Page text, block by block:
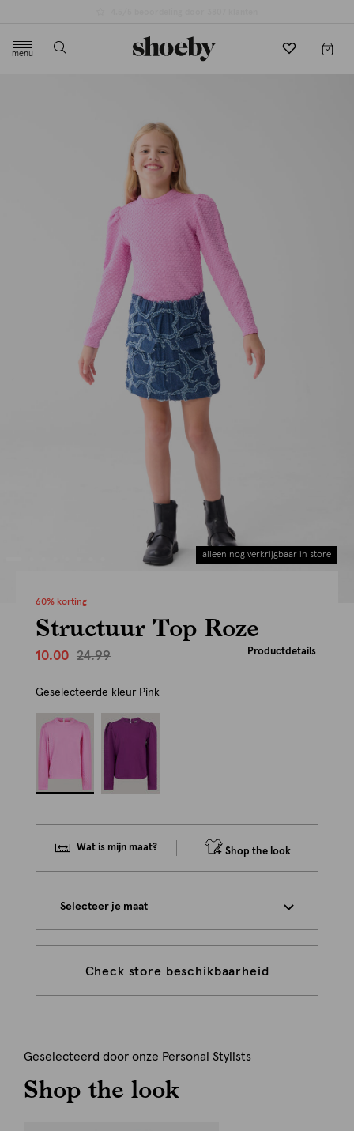
menu
alleen nog verkrijgbaar in store
60% korting
Structuur Top Roze
10.00 24.99 Productdetails
Geselecteerde kleur Pink
Wat is mijn maat? Shop the look
Selecteer je maat
Check store beschikbaarheid
Geselecteerd door onze Personal Stylists
Shop the look